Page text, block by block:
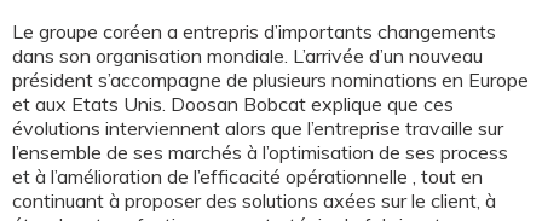
Le groupe coréen a entrepris d’importants changements
dans son organisation mondiale. L’arrivée d’un nouveau
président s’accompagne de plusieurs nominations en Europe
et aux Etats Unis. Doosan Bobcat explique que ces
évolutions interviennent alors que l’entreprise travaille sur
l’ensemble de ses marchés à l’optimisation de ses process
et à l’amélioration de l’efficacité opérationnelle , tout en
continuant à proposer des solutions axées sur le client, à